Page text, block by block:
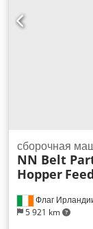
Флаг
5 921 km
сборочная
NN Belt
Hopper